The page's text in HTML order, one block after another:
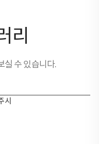
리
실 수 있습니다.
시